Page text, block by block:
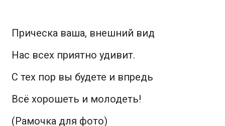
Прическа ваша, внешний вид
Нас всех приятно удивит.
С тех пор вы будете и впредь
Всё хорошеть и молодеть!
(Рамочка для фото)